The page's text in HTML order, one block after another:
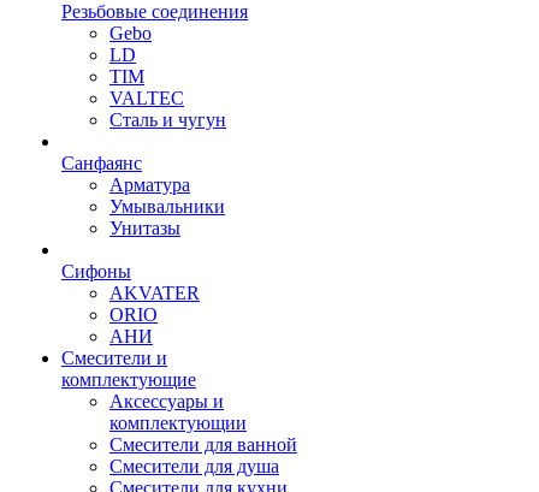
Резьбовые соединения
Gebo
LD
TIM
VALTEC
Сталь и чугун
Санфаянс
Арматура
Умывальники
Унитазы
Сифоны
AKVATER
ORIO
АНИ
Смесители и
комплектующие
Аксессуары и
комплектующии
Смесители для ванной
Смесители для душа
Смесители для кухни